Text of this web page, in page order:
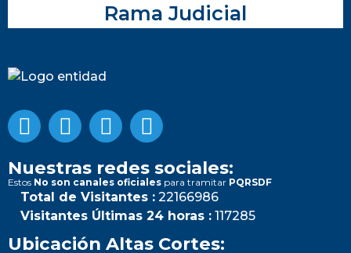
Rama Judicial
Nuestras redes sociales:
Estos No son canales oficiales para tramitar PQRSDF
Total de Visitantes : 22166986
Visitantes Últimas 24 horas : 117285
Ubicación Altas Cortes: